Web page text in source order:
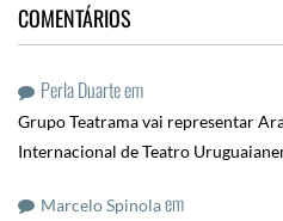
COMENTÁRIOS
Perla Duarteem
Grupo Teatrama vai representar
Internacional de Teatro
Marcelo Spinolaem